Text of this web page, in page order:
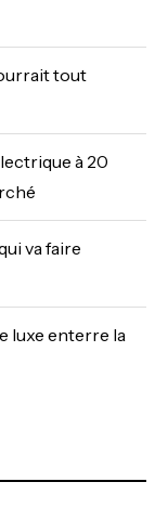
tout
à 20
va faire
luxe enterre la